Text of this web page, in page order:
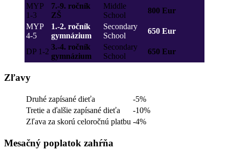
MYP
1-3
7.-9. ročník
ZŠ
Middle
School
800 Eur
MYP
4-5
1.-2. ročník
gymnázium
Secondary
School
650 Eur
DP 1-2
3.-4. ročník
gymnázium
Secondary
School
650 Eur
Zľavy
Druhé zapísané dieťa
-5%
Tretie a ďalšie zapísané dieťa
-10%
Zľava za skorú celoročnú platbu -4%
Mesačný poplatok zahŕňa